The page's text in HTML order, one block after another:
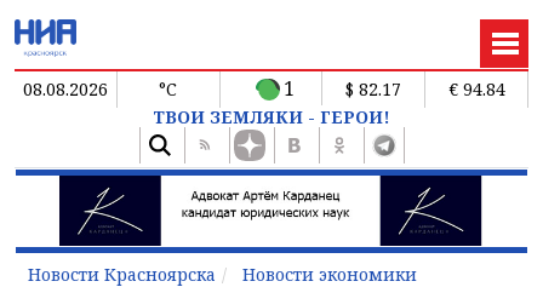
08.08.2026 °C 1 $ 82.17
€ 94.84
ТВОИ ЗЕМЛЯКИ - ГЕРОИ!
Новости Красноярска Новости экономики